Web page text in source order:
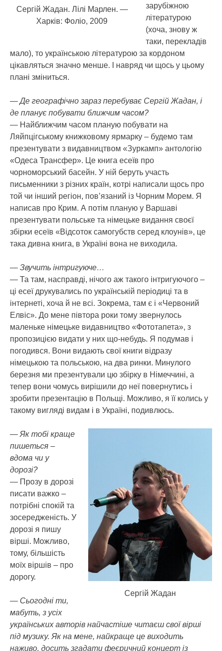
Сергій Жадан. Лілі Марлен. —
Харків: Фоліо, 2009
зарубіжною
літературою
(хоча, знову ж
таки, перекладів
мало), то українською літературою за кордоном
цікавляться значно менше. І навряд чи щось у цьому
плані зміниться.
— Де географічно зараз перебуває Сергій Жадан, і
де планує побувати ближчим часом?
— Найближчим часом планую побувати на
Ляйпцігському книжковому ярмарку – будемо там
презентувати з видавництвом «Зуркамп» антологію
«Одеса Трансфер». Це книга есеїв про
чорноморський басейн. У ній беруть участь
письменники з різних країн, котрі написали щось про
той чи інший регіон, пов’язаний із Чорним Морем. Я
написав про Крим. А потім планую у Варшаві
презентувати польське та німецьке видання своєї
збірки есеїв «Відсоток самогубств серед клоунів», це
така дивна книга, в Україні вона не виходила.
— Звучить інтригуюче…
— Та там, насправді, нічого аж такого інтригуючого –
ці есеї друкувались по українській періодиці та в
інтернеті, хоча й не всі. Зокрема, там є і «Червоний
Елвіс». До мене півтора роки тому звернулось
маленьке німецьке видавництво «Фототапета», з
пропозицією видати у них що-небудь. Я подумав і
погодився. Вони видають свої книги відразу
німецькою та польською, на два ринки. Минулого
березня ми презентували цю збірку в Німеччині, а
тепер вони чомусь вирішили до неї повернутись і
зробити презентацію в Польщі. Можливо, я її колись у
такому вигляді видам і в Україні, подивлюсь.
Сергій Жадан
— Як тобі краще
пишеться –
вдома чи у
дорозі?
— Прозу в дорозі
писати важко –
потрібні спокій та
зосередженість. У
дорозі я пишу
вірші. Можливо,
тому, більшість
моїх віршів – про
дорогу.
— Сьогодні ти,
мабуть, з усіх
українських авторів найчастіше читаєш свої вірші
під музику. Як на мене, найкраще це виходить
наживо, досить згадати феєричний концерт із